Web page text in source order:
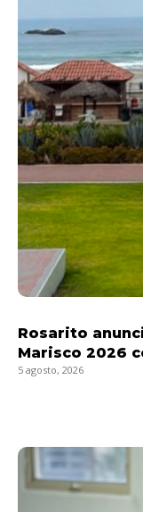
Rosarito
Marisco 2026
5 agosto, 2026